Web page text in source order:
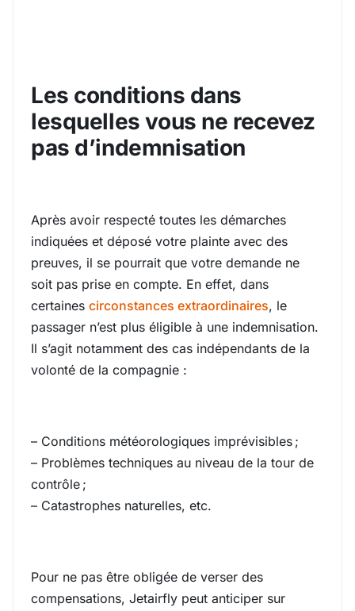
Les conditions dans
lesquelles vous ne recevez
pas d’indemnisation
Après avoir respecté toutes les démarches
indiquées et déposé votre plainte avec des
preuves, il se pourrait que votre demande ne
soit pas prise en compte. En effet, dans
certaines circonstances extraordinaires, le
passager n’est plus éligible à une indemnisation.
Il s’agit notamment des cas indépendants de la
volonté de la compagnie :
– Conditions météorologiques imprévisibles ;
– Problèmes techniques au niveau de la tour de
contrôle ;
– Catastrophes naturelles, etc.
Pour ne pas être obligée de verser des
compensations, Jetairfly peut anticiper sur